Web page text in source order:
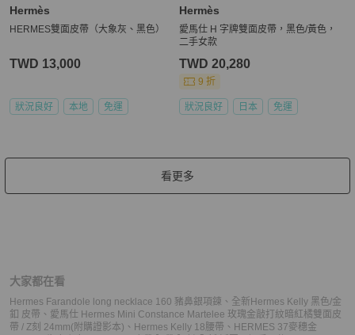
Hermès
HERMES雙面皮帶（大象灰、黑色）
TWD 13,000
狀況良好 本地 免運
Hermès
愛馬仕 H 字牌雙面皮帶，黑色/黃色，
二手女款
TWD 20,280
9 折
狀況良好 日本 免運
看更多
大家都在看
Hermes Farandole long necklace 160 豬鼻銀項鍊 、 全新Hermes Kelly 黑色/金
釦 皮帶 、 愛馬仕 Hermes Mini Constance Martelee 玫瑰金敲打紋暗紅橘雙面皮
帶 / Z刻 24mm(附購證影本) 、 Hermes Kelly 18腰帶 、 HERMES 37麥穗金